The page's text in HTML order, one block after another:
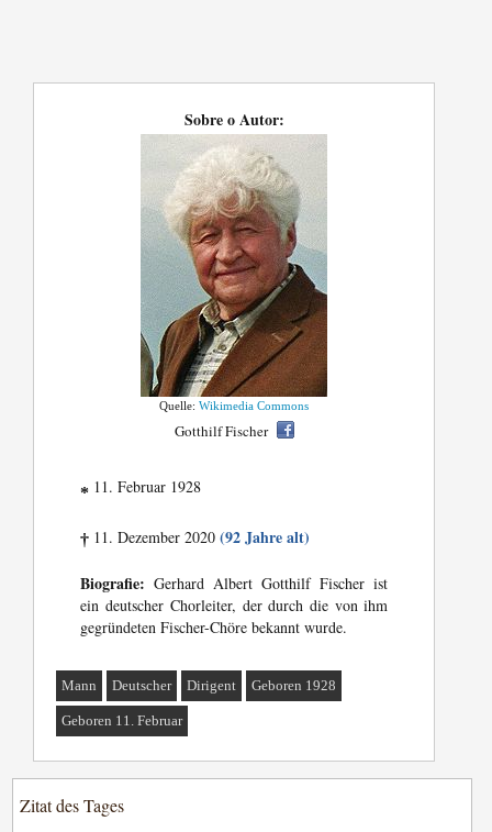
Sobre o Autor:
Quelle:Wikimedia Commons
Gotthilf Fischer
* 11. Februar 1928
† 11. Dezember 2020(92 Jahre alt)
Biografie: Gerhard Albert Gotthilf Fischer ist
ein deutscher Chorleiter, der durch die von ihm
gegründeten Fischer-Chöre bekannt wurde.
Mann Deutscher Dirigent Geboren 1928
Geboren 11. Februar
Zitat des Tages